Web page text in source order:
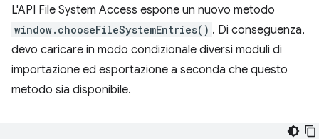
L'API File System Access espone un nuovo metodo
window.chooseFileSystemEntries() . Di conseguenza,
devo caricare in modo condizionale diversi moduli di
importazione ed esportazione a seconda che questo
metodo sia disponibile.